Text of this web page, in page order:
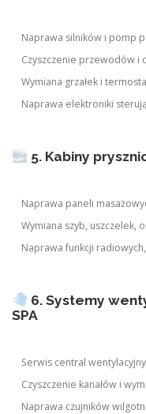
Naprawa silników i pomp
Czyszczenie przewodów i
Wymiana grzałek i
Naprawa elektroniki
5. Kabiny
Naprawa paneli
Wymiana szyb, uszczelek,
Naprawa funkcji
6. Systemy
SPA
Serwis central
Czyszczenie kanałów i
Naprawa czujników